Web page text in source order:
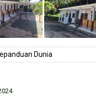
Dunia